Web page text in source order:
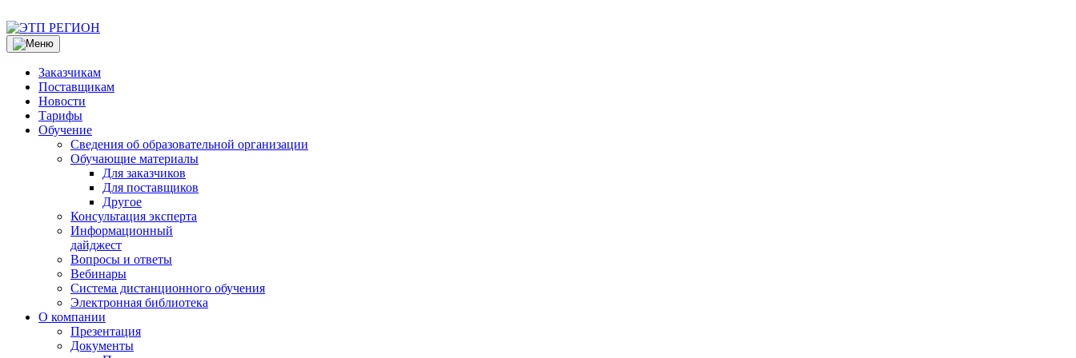
Заказчикам
Поставщикам
Новости
Тарифы
Обучение
Сведения об образовательной организации
Обучающие материалы
Для заказчиков
Для поставщиков
Другое
Консультация эксперта
Информационный
дайджест
Вопросы и ответы
Вебинары
Система дистанционного обучения
Электронная библиотека
О компании
Презентация
Документы